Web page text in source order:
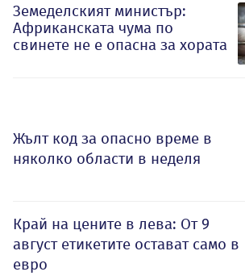
Земеделският министър:
Африканската чума по
свинете не е опасна за хората
Жълт код за опасно време в
няколко области в неделя
Край на цените в лева: От 9
август етикетите остават само в
евро